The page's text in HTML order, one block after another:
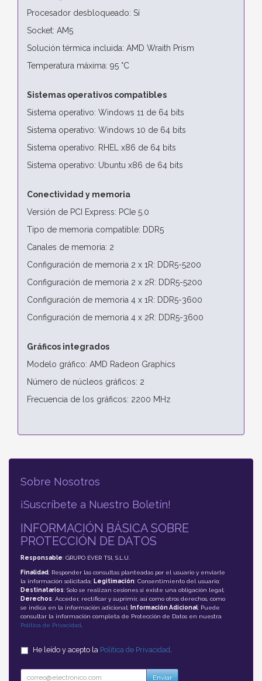
Procesador desbloqueado: Sí
Socket: AM5
Solución térmica incluida: AMD Wraith Prism
Temperatura máxima: 95 °C
Sistemas operativos compatibles
Sistema operativo: Windows 11 de 64 bits
Sistema operativo: Windows 10 de 64 bits
Sistema operativo: RHEL x86 de 64 bits
Sistema operativo: Ubuntu x86 de 64 bits
Conectividad y memoria
Versión de PCI Express: PCIe 5.0
Tipo de memoria compatible: DDR5
Canales de memoria: 2
Configuración de memoria 2 x 1R: DDR5-5200
Configuración de memoria 2 x 2R: DDR5-5200
Configuración de memoria 4 x 1R: DDR5-3600
Configuración de memoria 4 x 2R: DDR5-3600
Gráficos integrados
Modelo gráfico: AMD Radeon Graphics
Número de núcleos gráficos: 2
Frecuencia de los gráficos: 2200 MHz
Sobre Nosotros
¡Suscríbete a Nuestro Boletín!
INFORMACIÓN BÁSICA SOBRE
PROTECCIÓN DE DATOS
Responsable: GRUPO EVER TSI, S.L.U.
Finalidad: Responder las consultas planteadas por el usuario y enviarle
la información solicitada; Legitimación: Consentimiento del usuario;
Destinatarios: Solo se realizan cesiones si existe una obligación legal;
Derechos: Acceder, rectificar y suprimir, así como otros derechos, como
se indica en la información adicional;
Información Adicional: Puede
consultar la información completa de Protección de Datos en nuestra
Política de Privacidad
He leído y acepto la Política de Privacidad
Enviar